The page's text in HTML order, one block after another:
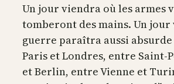
Un jour viendra où les armes
tomberont des mains. Un
guerre paraîtra aussi
Paris et Londres, entre Saint-
et Berlin, entre Vienne et